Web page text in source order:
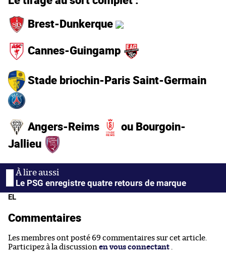
Brest-Dunkerque
Cannes-Guingamp
Stade briochin-Paris Saint-Germain
Angers-Reims
ou Bourgoin-
Jallieu
Le PSG enregistre quatre retours de marque
EL
Commentaires
Les membres ont posté 69 commentaires sur cet article.
Participez à la discussion en vous connectant